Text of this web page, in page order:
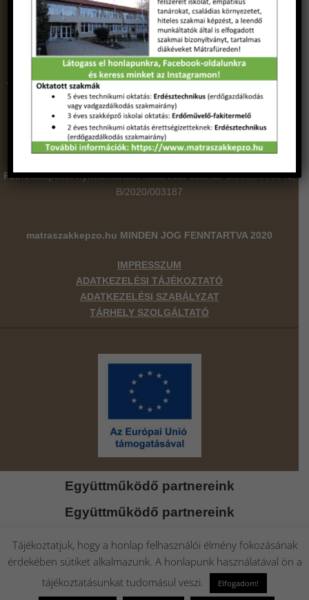
Bankszámlaszám: 11739030-20011301
Az oldal üzemeltetője:Északi ASZC Mátra Erdészeti Technikum,
Szakképző Iskola és Kollégium
Székhely:3232 Gyöngyös - Mátrafüred, Erdész utca 11.
Telefon:(37)520-250
E-mail:titkarsag@matraszakkepzo.hu
Felnőttképzési nyilvántartási határozat száma:B/2022/000340,
B/2020/003187
matraszakkepzo.hu MINDEN JOG FENNTARTVA 2020
IMPRESSZUM
ADATKEZELÉSI TÁJÉKOZTATÓ
ADATKEZELÉSI SZABÁLYZAT
TÁRHELY SZOLGÁLTATÓ
Együttműködő partnereink
Együttműködő partnereink
Tájékoztatjuk, hogy a honlap felhasználói élmény fokozásának
érdekében sütiket alkalmazunk. A honlapunk használatával ön a
tájékoztatásunkat tudomásul veszi.
Elfogadom!